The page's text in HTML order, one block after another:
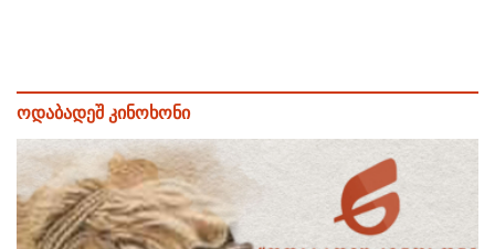
ოდაბადეშ კინოხონი